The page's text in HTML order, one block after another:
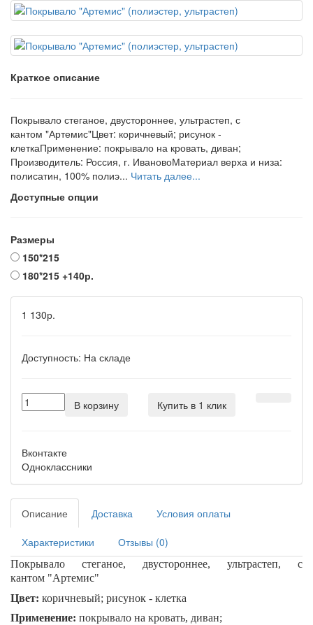
Краткое описание
Покрывало стеганое, двустороннее, ультрастеп, с
кантом "Артемис"Цвет: коричневый; рисунок -
клеткаПрименение: покрывало на кровать, диван;
Производитель: Россия, г. ИвановоМатериал верха и низа:
полисатин, 100% полиэ... Читать далее...
Доступные опции
Размеры
150*215
180*215 +140р.
1 130р.
Доступность: На складе
В корзину Купить в 1 клик
Вконтакте
Одноклассники
Описание Доставка Условия оплаты
Характеристики Отзывы (0)
Покрывало стеганое, двустороннее, ультрастеп, с
кантом "Артемис"
Цвет: коричневый; рисунок - клетка
Применение: покрывало на кровать, диван;